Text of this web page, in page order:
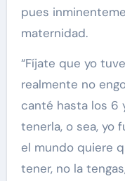
pues
maternidad.
“Fíjate que yo
realmente no
canté hasta los 6
tenerla, o sea, yo
el mundo quiere
tener, no la